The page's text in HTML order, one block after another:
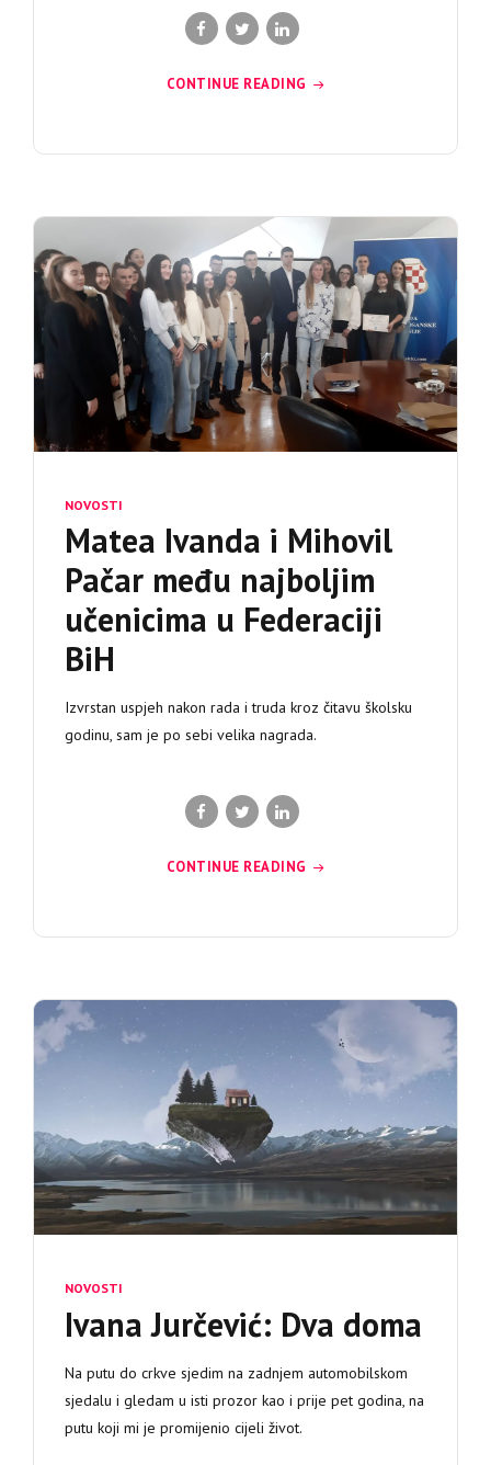
CONTINUE READING
NOVOSTI
Matea Ivanda i Mihovil
Pačar među najboljim
učenicima u Federaciji
BiH
Izvrstan uspjeh nakon rada i truda kroz čitavu školsku
godinu, sam je po sebi velika nagrada.
CONTINUE READING
NOVOSTI
Ivana Jurčević: Dva doma
Na putu do crkve sjedim na zadnjem automobilskom
sjedalu i gledam u isti prozor kao i prije pet godina, na
putu koji mi je promijenio cijeli život.